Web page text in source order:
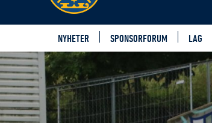
NYHETER SPONSORFORUM LAG